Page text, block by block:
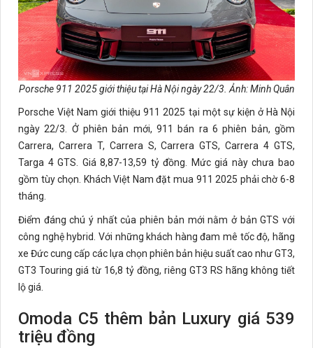
Porsche 911 2025 giới thiệu tại Hà Nội ngày 22/3. Ảnh: Minh Quân
Porsche Việt Nam giới thiệu 911 2025 tại một sự kiện ở Hà Nội
ngày 22/3. Ở phiên bản mới, 911 bán ra 6 phiên bản, gồm
Carrera, Carrera T, Carrera S, Carrera GTS, Carrera 4 GTS,
Targa 4 GTS. Giá 8,87-13,59 tỷ đồng. Mức giá này chưa bao
gồm tùy chọn. Khách Việt Nam đặt mua 911 2025 phải chờ 6-8
tháng.
Điểm đáng chú ý nhất của phiên bản mới nằm ở bản GTS với
công nghệ hybrid. Với những khách hàng đam mê tốc độ, hãng
xe Đức cung cấp các lựa chọn phiên bản hiệu suất cao như GT3,
GT3 Touring giá từ 16,8 tỷ đồng, riêng GT3 RS hãng không tiết
lộ giá.
Omoda C5 thêm bản Luxury giá 539
triệu đồng